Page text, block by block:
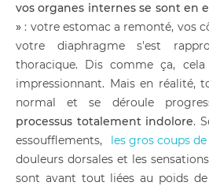
vos organes internes se sont en
» : votre estomac a remonté, vos
votre diaphragme s'est
thoracique. Dis comme ça,
impressionnant. Mais en réalité,
normal et se déroule
processus totalement indolore.
essoufflements, les gros coups
douleurs dorsales et les
sont avant tout liées au poids